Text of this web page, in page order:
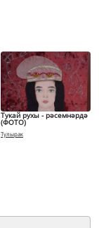
Тукай рухы - рәсемнәрдә
(ФОТО)
Тулырак